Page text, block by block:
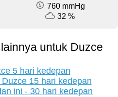
760 mmHg
32 %
untuk Duzce
5 hari kedepan
15 hari kedepan
ini - 30 hari kedepan